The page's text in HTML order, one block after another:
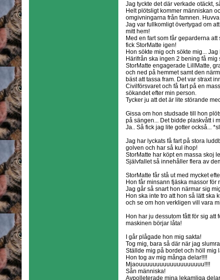
Jag tyckte det där verkade otäckt,
Helt plötsligt kommer människan
omgivningarna från famnen.
Jag var fullkomligt övertygad om
mitt hem!
Med en fart som får geparderna
fick StorMatte igen!
Hon sökte mig och sökte mig...
Härifrån ska ingen 2 bening få mig
StorMatte engagerade LillMatte,
och ned på hemmet samt den
bäst att tassa fram. Det var straxt
Civilförsvaret och få fart på en
sökandet efter min person.
Tycker ju att det är lite störande
Gissa om hon studsade till hon
på sängen... Det bidde plaskvått i
Ja.. Så fick jag lite gotter också...
Jag har lyckats få fart på stora
golven och har så kul ihop!
StorMatte har köpt en massa skoj
Självfallet så innehåller flera av
StorMatte får stå ut med mycket
Hon får minsann fjäska massor för
Jag går så snart hon närmar sig
Hon ska inte tro att hon så lätt ska
och se om hon verkligen vill vara
Hon har ju dessutom fått för sig
maskinen börjar låta!
I går plågade hon mig sakta!
Tog mig, bara så där när jag
Ställde mig på bordet och höll mig
Hon tog av mig många delar!!!!
Mjaouuuuuuuuuuuuuuuuuuu!!!!
Sån människa!
Avpolleterade mina lekamliga